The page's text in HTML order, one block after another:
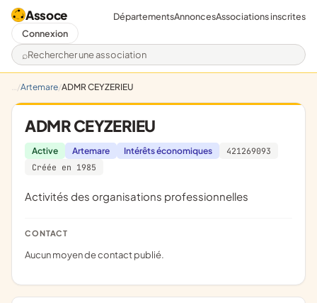
Assoce
Rechercher une association
DépartementsAnnoncesAssociations inscrites
Connexion
Artemare ADMR CEYZERIEU
ADMR CEYZERIEU
Active Artemare Intérêts économiques
421269093
Créée en 1985
Activités des organisations professionnelles
CONTACT
Aucun moyen de contact publié.